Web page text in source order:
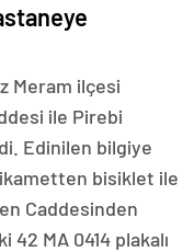
Meram ilçesi
ile Pirebi
Edinilen bilgiye
bisiklet ile
Caddesinden
42 MA 0414 plakalı